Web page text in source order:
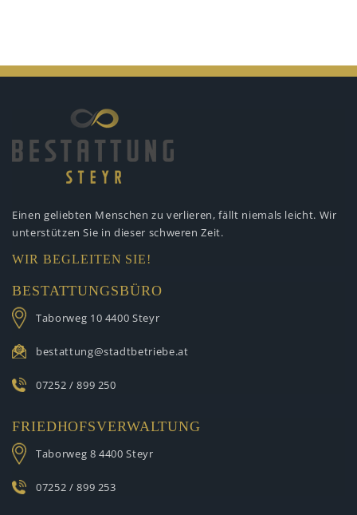
Einen geliebten Menschen zu verlieren, fällt niemals leicht. Wir
unterstützen Sie in dieser schweren Zeit.
WIR BEGLEITEN SIE!
BESTATTUNGSBÜRO
Taborweg 10 4400 Steyr
bestattung@stadtbetriebe.at
07252 / 899 250
FRIEDHOFSVERWALTUNG
Taborweg 8 4400 Steyr
07252 / 899 253